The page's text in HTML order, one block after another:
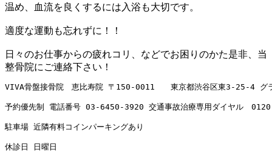
温め、血流を良くするには入浴も大切です。
適度な運動も忘れずに！！
日々のお仕事からの疲れコリ、などでお困りのかた是非、当
整骨院にご連絡下さい！
VIVA骨盤接骨院　恵比寿院 〒150-0011　　東京都渋谷区東3-25-4 グ
予約優先制 電話番号 03-6450-3920 交通事故治療専用ダイヤル
駐車場 近隣有料コインパーキングあり
休診日 日曜日